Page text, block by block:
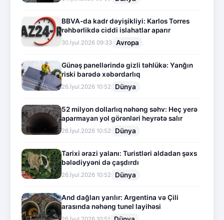
BBVA-da kadr dəyişikliyi: Karlos Torres
rəhbərlikdə ciddi islahatlar aparır
30.İyul.2026 09:33 Avropa
Günəş panellərində gizli təhlükə: Yanğın
riski barədə xəbərdarlıq
26.İyul.2026 10:52 Dünya
52 milyon dollarlıq nəhəng səhv: Heç yerə
aparmayan yol görənləri heyrətə salır
26.İyul.2026 10:52 Dünya
Tarixi ərazi yalanı: Turistləri aldadan şəxs
bələdiyyəni də çaşdırdı
26.İyul.2026 10:52 Dünya
And dağları yarılır: Argentina və Çili
arasında nəhəng tunel layihəsi